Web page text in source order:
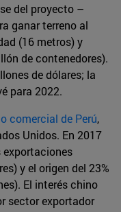
del proyecto –
ganar terreno al
(16 metros) y
de contenedores).
de dólares; la
para 2022.
comercial de Perú,
Unidos. En 2017
exportaciones
y el origen del 23%
El interés chino
sector exportador